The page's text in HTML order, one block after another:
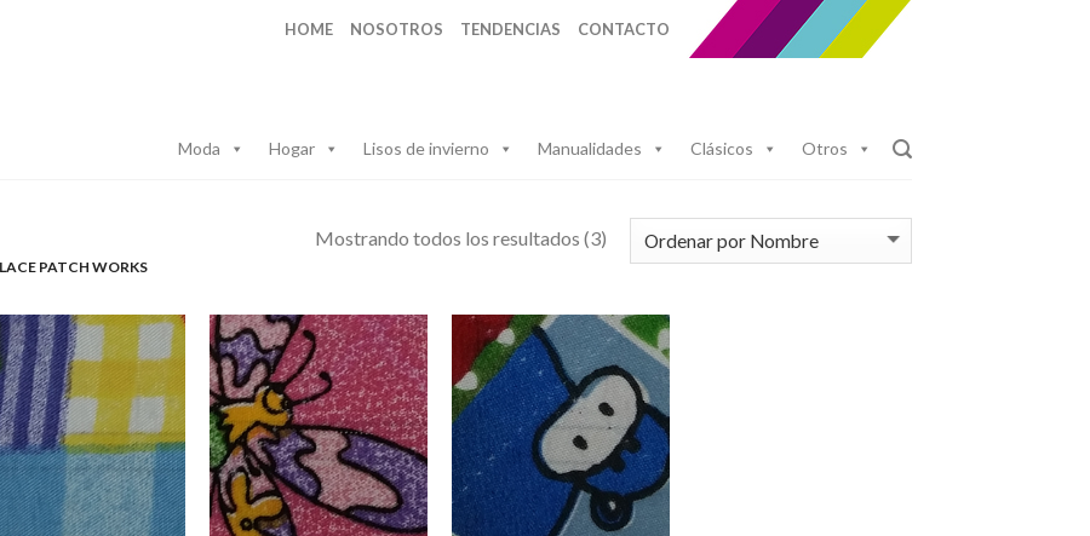
HOME NOSOTROS TENDENCIAS CONTACTO
Moda Hogar Lisos de invierno Manualidades Clásicos Otros
PATCH WORKS
Mostrando todos los resultados (3)